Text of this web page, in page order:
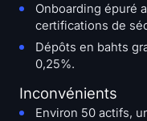
Onboarding épuré
certifications de
Dépôts en bahts
0,25%.
Inconvénients
Environ 50 actifs,